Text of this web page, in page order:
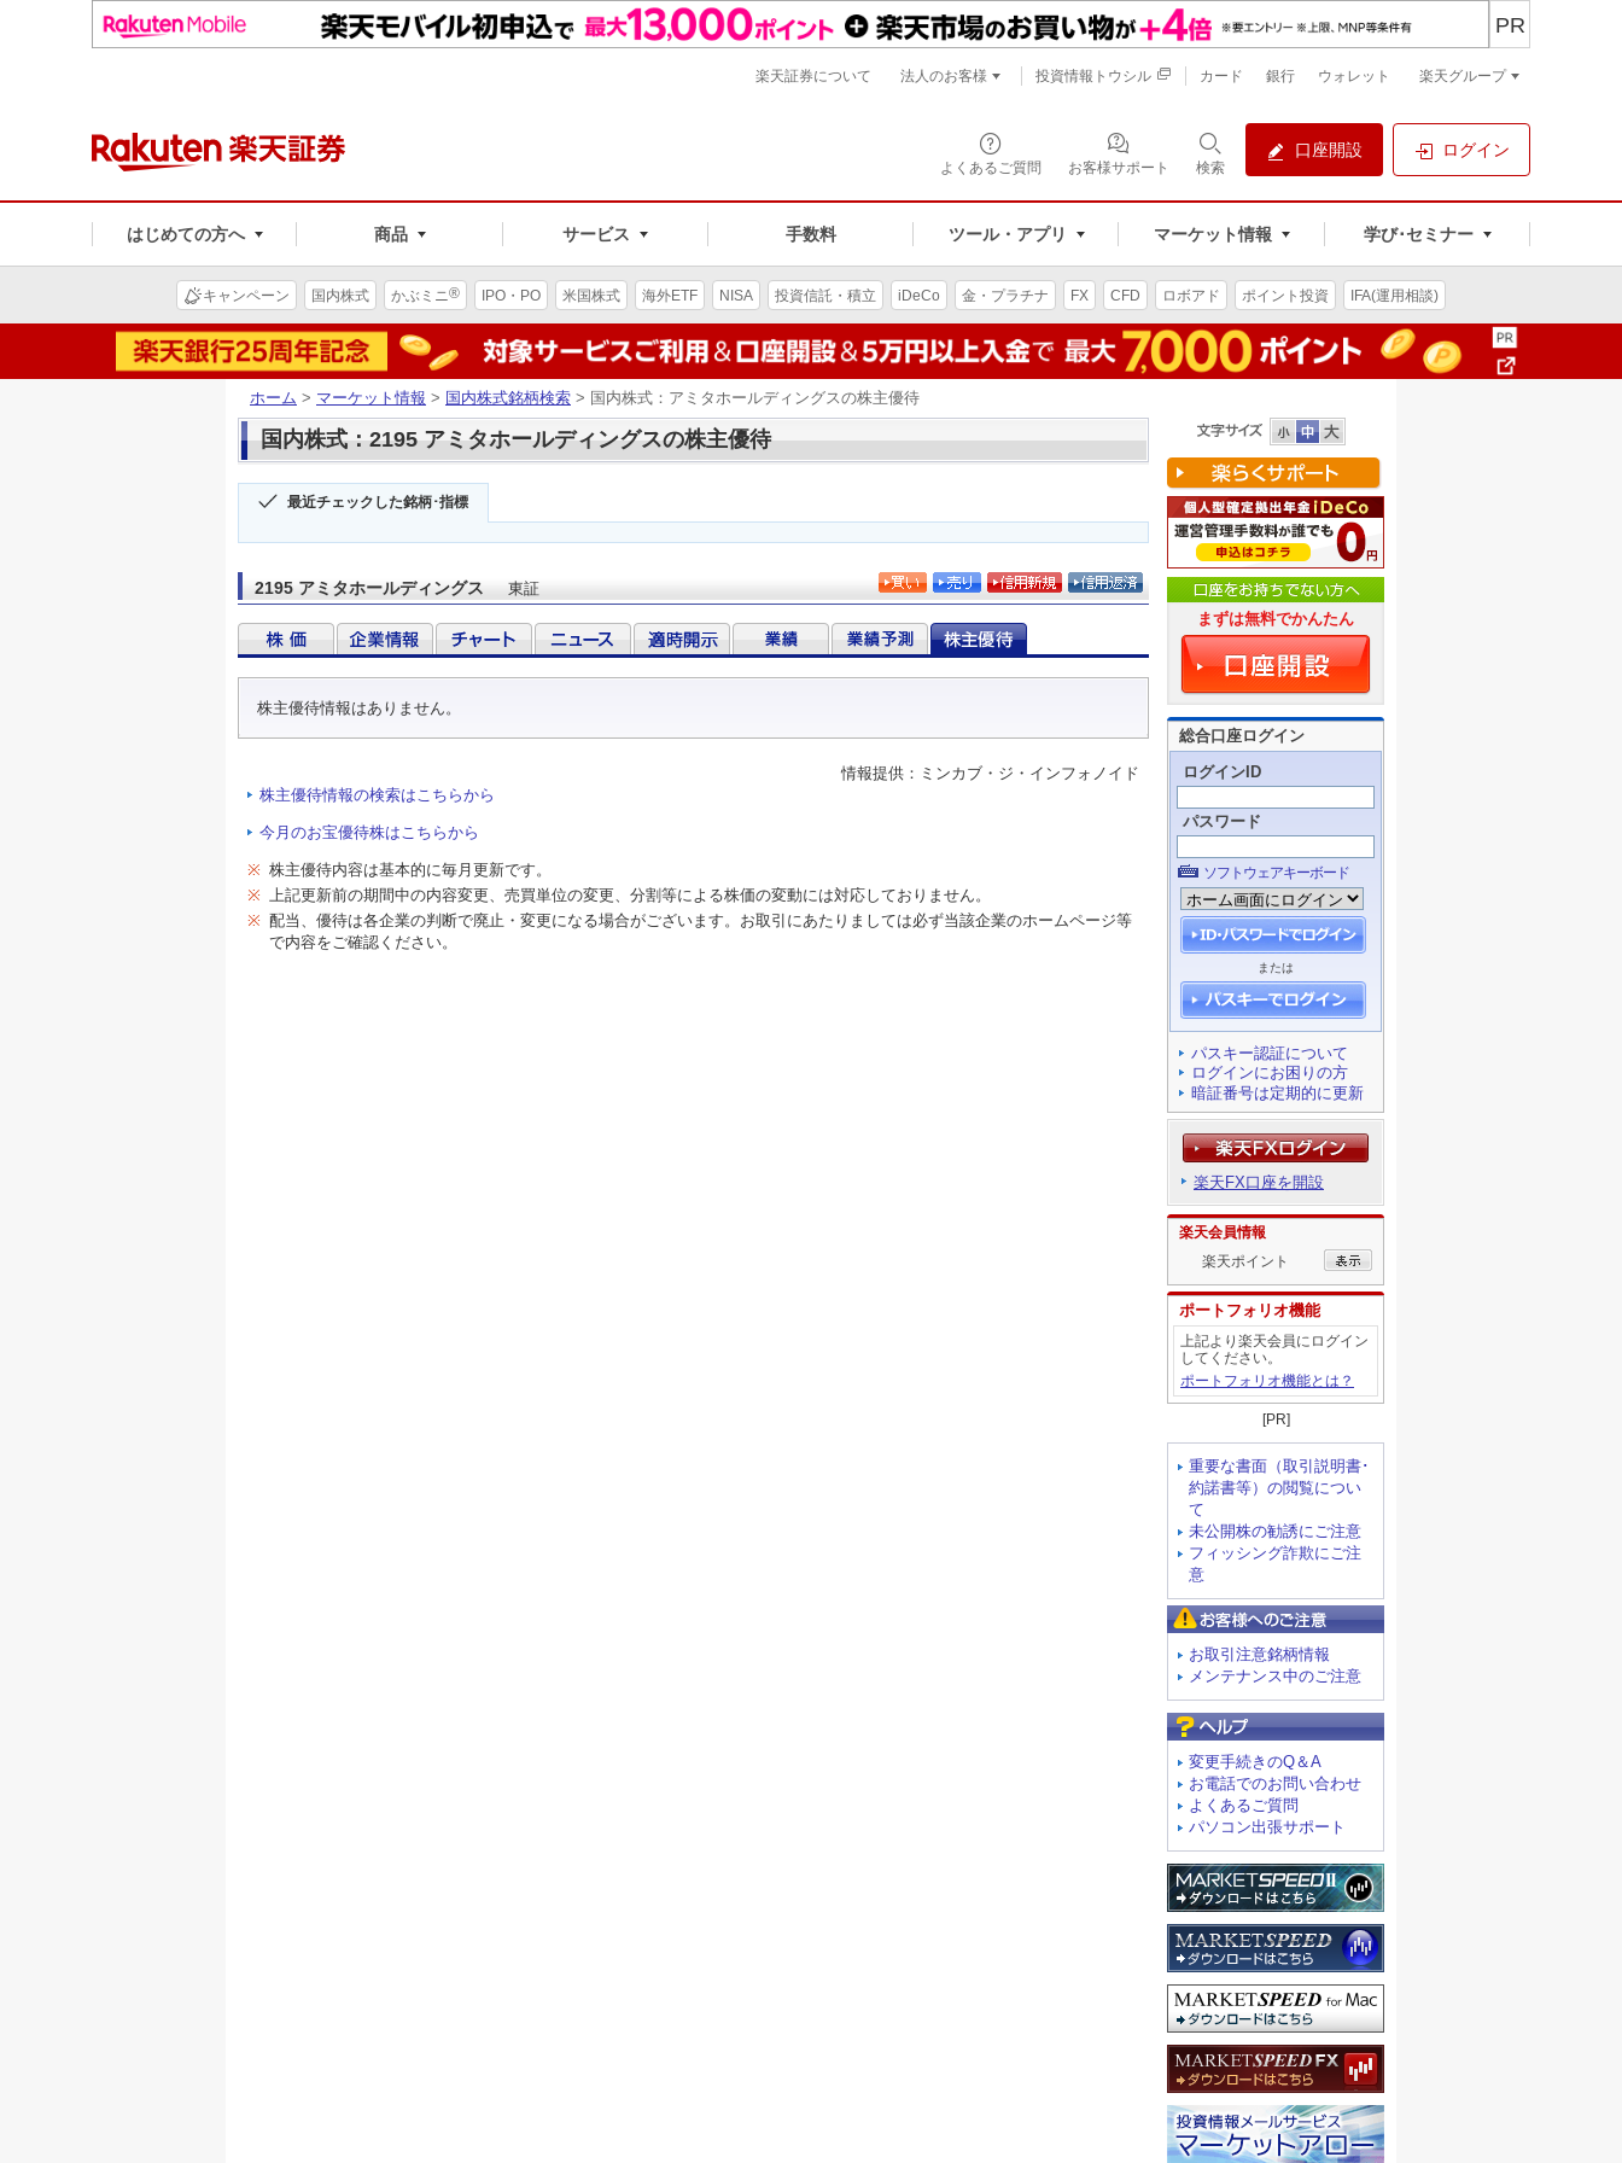
よくあるご質問 お客様サポート 検索
口座開設 ログイン
はじめての方へ 商品 サービス 手数料 ツール・アプリ マーケット情報 学び･セミナー
PR
楽天証券について 法人のお客様 投資情報トウシル カード 銀行 ウォレット 楽天グループ
キャンペーン 国内株式 かぶミニ® IPO・PO 米国株式 海外ETF NISA 投資信託・積立 iDeCo 金・プラチナ FX CFD ロボアド ポイント投資 IFA(運用相談)
ホーム > マーケット情報 > 国内株式銘柄検索 > 国内株式：アミタホールディングスの株主優待
国内株式：2195 アミタホールディングスの株主優待
最近チェックした銘柄･指標
2195 アミタホールディングス 東証
株主優待情報はありません。
情報提供：ミンカブ・ジ・インフォノイド
株主優待情報の検索はこちらから
今月のお宝優待株はこちらから
※ 株主優待内容は基本的に毎月更新です。
※ 上記更新前の期間中の内容変更、売買単位の変更、分割等による株価の変動には対応しておりません。
※ 配当、優待は各企業の判断で廃止・変更になる場合がございます。お取引にあたりましては必ず当該企業のホームページ等
で内容をご確認ください。
まずは無料でかんたん
総合口座ログイン
ログインID
パスワード
ソフトウェアキーボード
または
パスキー認証について
ログインにお困りの方
暗証番号は定期的に更新
楽天FX口座を開設
楽天会員情報
楽天ポイント
ポートフォリオ機能
上記より楽天会員にログイン
してください。
ポートフォリオ機能とは？
[PR]
重要な書面（取引説明書･
約諾書等）の閲覧につい
て
未公開株の勧誘にご注意
フィッシング詐欺にご注
意
お取引注意銘柄情報
メンテナンス中のご注意
変更手続きのQ＆A
お電話でのお問い合わせ
よくあるご質問
パソコン出張サポート